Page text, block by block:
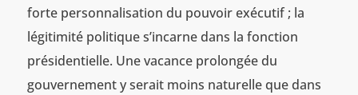
forte personnalisation du pouvoir exécutif ; la
légitimité politique s’incarne dans la fonction
présidentielle. Une vacance prolongée du
gouvernement y serait moins naturelle que dans